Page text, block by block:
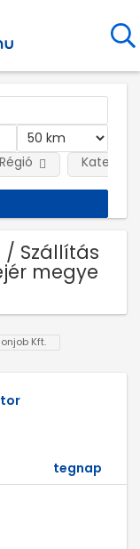
/ Szállítás
megye
Kft.
tegnap